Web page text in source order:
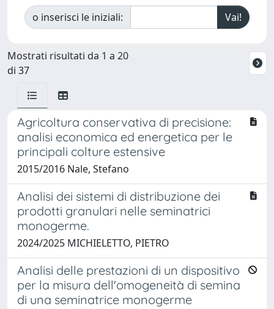
o inserisci le iniziali:
Mostrati risultati da 1 a 20
di 37
Agricoltura conservativa di precisione:
analisi economica ed energetica per le
principali colture estensive
2015/2016 Nale, Stefano
Analisi dei sistemi di distribuzione dei
prodotti granulari nelle seminatrici
monogerme.
2024/2025 MICHIELETTO, PIETRO
Analisi delle prestazioni di un dispositivo
per la misura dell'omogeneità di semina
di una seminatrice monogerme